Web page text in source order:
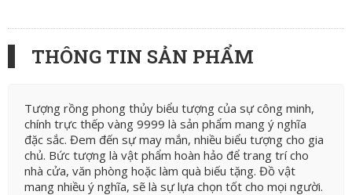
THÔNG TIN SẢN PHẨM
Tượng rồng phong thủy biểu tượng của sự công minh,
chính trực thếp vàng 9999 là sản phẩm mang ý nghĩa
đặc sắc. Đem đến sự may mắn, nhiều biểu tượng cho gia
chủ. Bức tượng là vật phẩm hoàn hảo để trang trí cho
nhà cửa, văn phòng hoặc làm quà biếu tặng. Đồ vật
mang nhiều ý nghĩa, sẽ là sự lựa chọn tốt cho mọi người.